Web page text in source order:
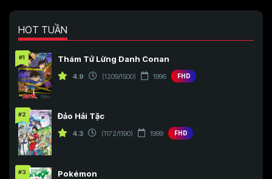
HOT TUẦN
#1 Thám Tử Lừng Danh Conan
4.9 (1209/1500) 1996 FHD
#2 Đảo Hải Tặc
4.3 (1172/1190) 1999 FHD
#3 Pokémon